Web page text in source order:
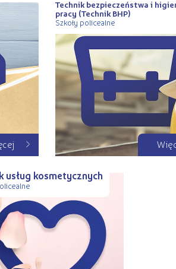
Technik bezpieczeństwa i
pracy (Technik BHP)
Szkoły policealne
usług kosmetycznych